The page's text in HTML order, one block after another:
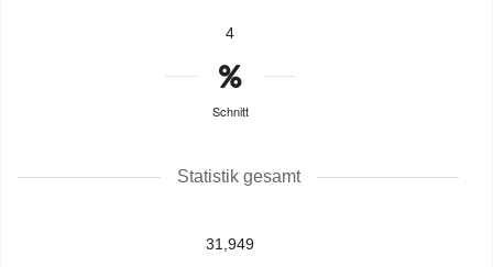
4
Schnitt
Statistik gesamt
31,949